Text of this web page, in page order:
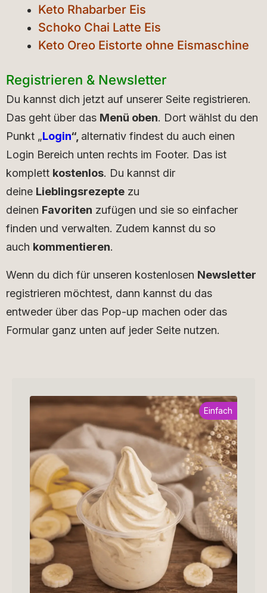
Keto Rhabarber Eis
Schoko Chai Latte Eis
Keto Oreo Eistorte ohne Eismaschine
Registrieren & Newsletter
Du kannst dich jetzt auf unserer Seite registrieren.
Das geht über das Menü oben. Dort wählst du den
Punkt „Login“, alternativ findest du auch einen
Login Bereich unten rechts im Footer. Das ist
komplett kostenlos. Du kannst dir
deine Lieblingsrezepte zu
deinen Favoriten zufügen und sie so einfacher
finden und verwalten. Zudem kannst du so
auch kommentieren.
Wenn du dich für unseren kostenlosen Newsletter
registrieren möchtest, dann kannst du das
entweder über das Pop-up machen oder das
Formular ganz unten auf jeder Seite nutzen.
Einfach